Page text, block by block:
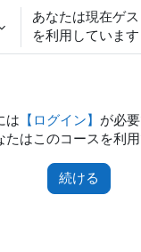
キップする
り替える
あなたは現在ゲ
を利用しています
は 【ログイン】 が必
はこのコースを利用
続ける